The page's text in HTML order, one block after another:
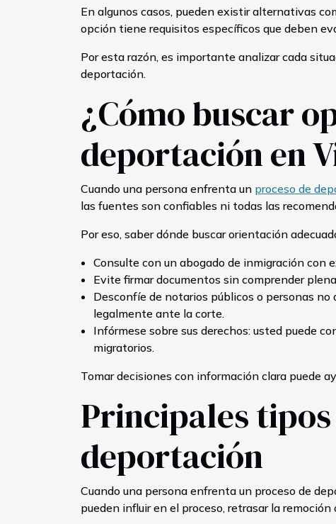
En algunos casos, pueden existir alternativas
opción tiene requisitos específicos que deben
Por esta razón, es importante analizar cada
deportación.
¿Cómo buscar
deportación en
Cuando una persona enfrenta un proceso de
las fuentes son confiables ni todas las
Por eso, saber dónde buscar orientación
Consulte con un abogado de inmigración con
Evite firmar documentos sin comprender
Desconfíe de notarios públicos o personas no
legalmente ante la corte.
Infórmese sobre sus derechos: usted puede
migratorios.
Tomar decisiones con información clara puede
Principales
deportación
Cuando una persona enfrenta un proceso de
pueden influir en el proceso, retrasar la